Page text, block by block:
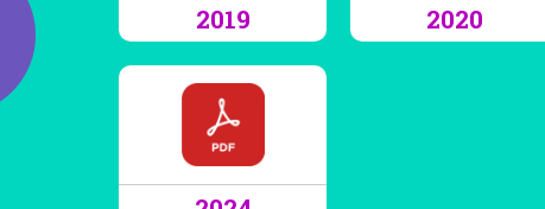
2019 2020